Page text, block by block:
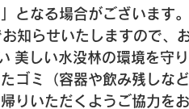
となる場合がございます
知らせいたしますので、
美しい水没林の環境を守
ゴミ（容器や飲み残しな
り いただくようご協力を